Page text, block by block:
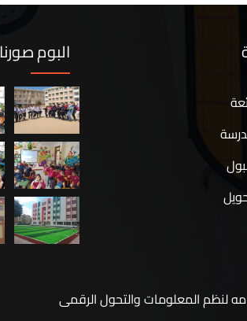
البوم صورنا
لنظم المعلومات والتحول الرقمى